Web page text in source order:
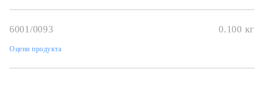
6001/0093 0.100 кг
Оцени продукта